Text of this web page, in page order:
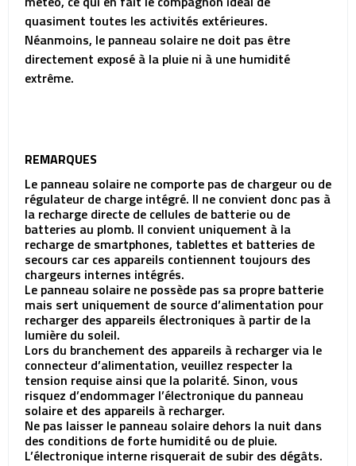
quasiment toutes les activités extérieures.
Néanmoins, le panneau solaire ne doit pas être
directement exposé à la pluie ni à une humidité
extrême.
REMARQUES
Le panneau solaire ne comporte pas de chargeur ou de
régulateur de charge intégré. Il ne convient donc pas à
la recharge directe de cellules de batterie ou de
batteries au plomb. Il convient uniquement à la
recharge de smartphones, tablettes et batteries de
secours car ces appareils contiennent toujours des
chargeurs internes intégrés.
Le panneau solaire ne possède pas sa propre batterie
mais sert uniquement de source d’alimentation pour
recharger des appareils électroniques à partir de la
lumière du soleil.
Lors du branchement des appareils à recharger via le
connecteur d’alimentation, veuillez respecter la
tension requise ainsi que la polarité. Sinon, vous
risquez d’endommager l’électronique du panneau
solaire et des appareils à recharger.
Ne pas laisser le panneau solaire dehors la nuit dans
des conditions de forte humidité ou de pluie.
L’électronique interne risquerait de subir des dégâts.